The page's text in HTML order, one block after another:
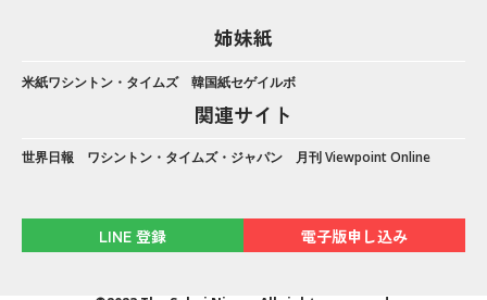
姉妹紙
米紙ワシントン・タイムズ 韓国紙セゲイルボ
関連サイト
世界日報 ワシントン・タイムズ・ジャパン 月刊 Viewpoint Online
LINE 登録 電子版申し込み